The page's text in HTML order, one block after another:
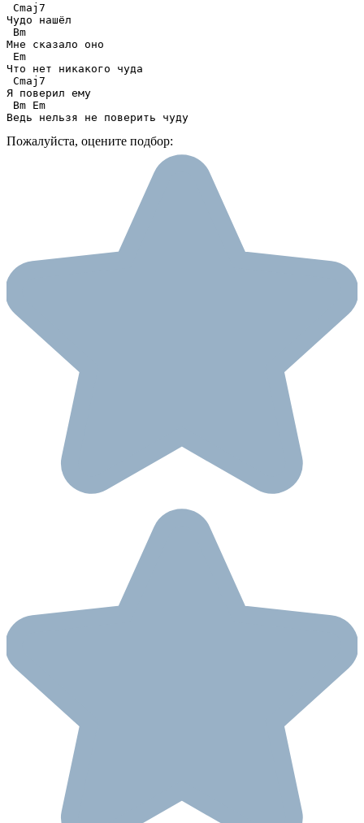
Cmaj7
Чудо нашёл
Bm
Мне сказало оно
Em
Что нет никакого чуда
Cmaj7
Я поверил ему
Bm Em
Ведь нельзя не поверить чуду
Пожалуйста, оцените подбор: